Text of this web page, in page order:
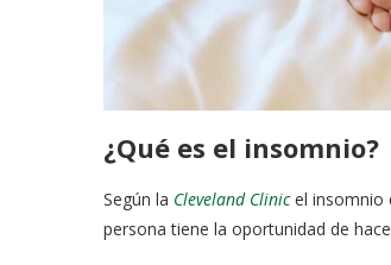
¿Qué es el insomnio?
Según la Cleveland Clinicel insomnio
persona tiene la oportunidad de